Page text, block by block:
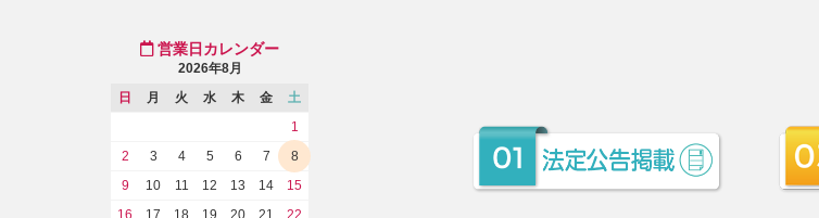
営業日カレンダー
2026年8月
日
月 火 水 木 金
土
1
2
3 4 5 6 7
8
9
10 11 12 13 14
15
16
17 18 19 20 21 22